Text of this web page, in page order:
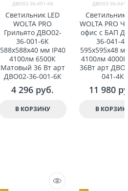
ДВО02-36-001-6К
Светильник LED
WOLTA PRO
Грильято ДВО02-
36-001-6К
588x588x40 мм IP40
4100лм 6500К
Матовый 36 Вт арт
ДВО02-36-001-6К
4 296 руб.
В КОРЗИНУ
ДВО03-36-
Светильник
WOLTA PRO
офис с БАП
36-041-
595x595x48
4100лм
36Вт арт
041-4К
11 980
В